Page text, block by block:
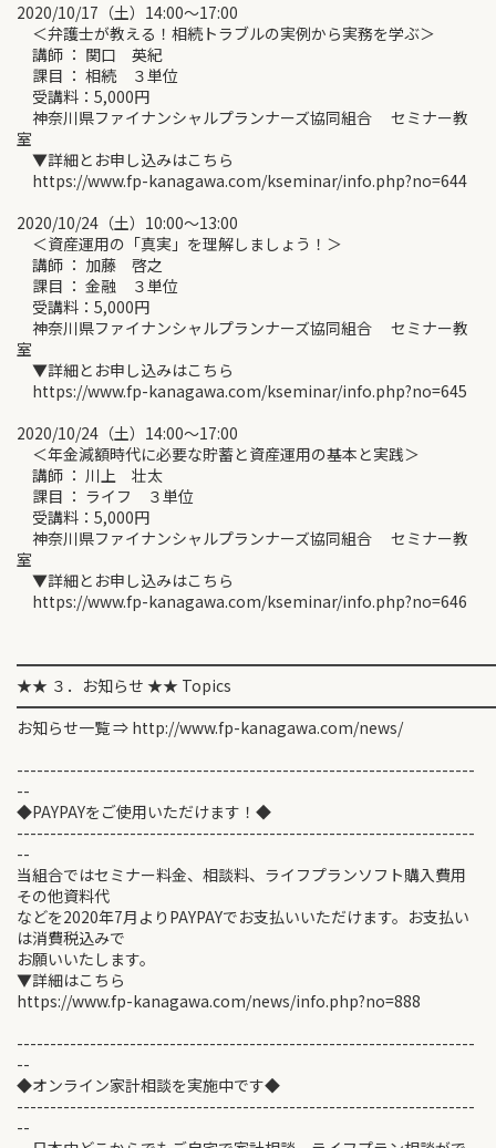
2020/10/17（土）14:00～17:00
＜弁護士が教える！相続トラブルの実例から実務を学ぶ＞
講師 ： 関口 英紀
課目 ： 相続 ３単位
受講料：5,000円
神奈川県ファイナンシャルプランナーズ協同組合 セミナー教
室
▼詳細とお申し込みはこちら
https://www.fp-kanagawa.com/kseminar/info.php?no=644
2020/10/24（土）10:00～13:00
＜資産運用の「真実」を理解しましょう！＞
講師 ： 加藤 啓之
課目 ： 金融 ３単位
受講料：5,000円
神奈川県ファイナンシャルプランナーズ協同組合 セミナー教
室
▼詳細とお申し込みはこちら
https://www.fp-kanagawa.com/kseminar/info.php?no=645
2020/10/24（土）14:00～17:00
＜年金減額時代に必要な貯蓄と資産運用の基本と実践＞
講師 ： 川上 壮太
課目 ： ライフ ３単位
受講料：5,000円
神奈川県ファイナンシャルプランナーズ協同組合 セミナー教
室
▼詳細とお申し込みはこちら
https://www.fp-kanagawa.com/kseminar/info.php?no=646
★★ ３．お知らせ ★★ Topics
お知らせ一覧 ⇒ http://www.fp-kanagawa.com/news/
---------------------------------------------------------------------
--
◆PAYPAYをご使用いただけます！◆
---------------------------------------------------------------------
--
当組合ではセミナー料金、相談料、ライフプランソフト購入費用
その他資料代
などを2020年7月よりPAYPAYでお支払いいただけます。お支払い
は消費税込みで
お願いいたします。
▼詳細はこちら
https://www.fp-kanagawa.com/news/info.php?no=888
---------------------------------------------------------------------
--
◆オンライン家計相談を実施中です◆
---------------------------------------------------------------------
--